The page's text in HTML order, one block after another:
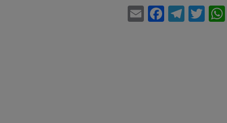
WhatsApp
Twitter
Telegram
Facebook